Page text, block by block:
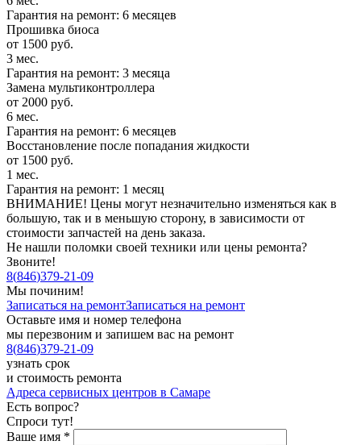
Гарантия на ремонт: 6 месяцев
Прошивка биоса
от 1500 руб.
3 мес.
Гарантия на ремонт: 3 месяца
Замена мультиконтроллера
от 2000 руб.
6 мес.
Гарантия на ремонт: 6 месяцев
Восстановление после попадания жидкости
от 1500 руб.
1 мес.
Гарантия на ремонт: 1 месяц
ВНИМАНИЕ! Цены могут незначительно изменяться как в
большую, так и в меньшую сторону, в зависимости от
стоимости запчастей на день заказа.
Не нашли поломки своей техники или цены ремонта?
Звоните!
8(846)379-21-09
Мы починим!
Записаться на ремонтЗаписаться на ремонт
Оставьте имя и номер телефона
мы перезвоним и запишем вас на ремонт
8(846)379-21-09
узнать срок
и стоимость ремонта
Адреса сервисных центров в Самаре
Есть вопрос?
Спроси тут!
Ваше имя *